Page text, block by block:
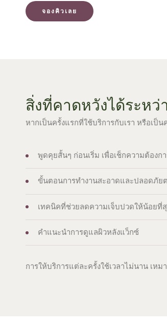
จองคิวเลย
สิ่งที่คาดหวังได้ระหว่
หากเป็นครั้งแรกที่ใช้บริการกับเรา หรือเป็
พูดคุยสั้นๆ ก่อนเริ่ม เพื่อเช็กความต้องก
ขั้นตอนการทำงานสะอาดและปลอดภัย
เทคนิคที่ช่วยลดความเจ็บปวดให้น้อยที่
คำแนะนำการดูแลผิวหลังแว็กซ์
การให้บริการแต่ละครั้งใช้เวลาไม่นาน เห